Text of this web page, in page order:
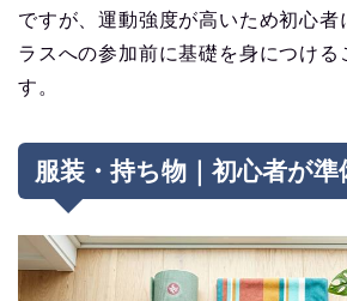
ですが、運動強度が高いため初心者
ラスへの参加前に基礎を身につける
す。
服装・持ち物｜初心者が